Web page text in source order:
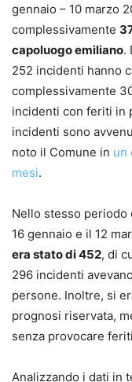
gennaio – 10 marzo
complessivamente
capoluogo emiliano.
252 incidenti hanno
complessivamente
incidenti con feriti in
incidenti sono
noto il Comune in un
mesi.
Nello stesso periodo
16 gennaio e il 12
era stato di 452, di
296 incidenti
persone. Inoltre, si
prognosi riservata,
senza provocare
Analizzando i dati in